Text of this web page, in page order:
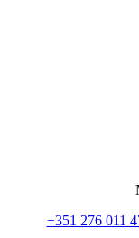
+351 276 011